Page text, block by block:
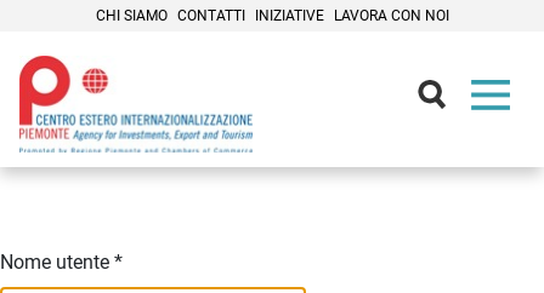
CHI SIAMO CONTATTI INIZIATIVE LAVORA CON NOI
Nome utente *